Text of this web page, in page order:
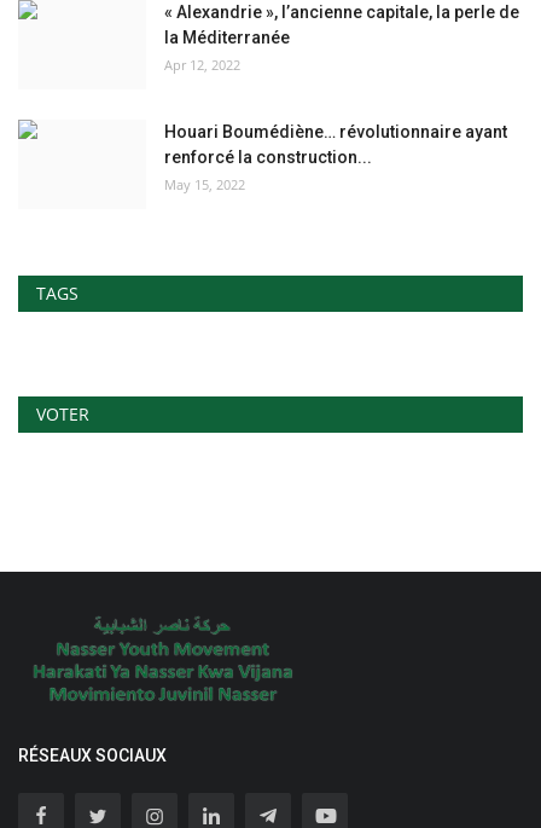
« Alexandrie », l’ancienne capitale, la perle de
la Méditerranée
Apr 12, 2022
Houari Boumédiène… révolutionnaire ayant
renforcé la construction...
May 15, 2022
TAGS
VOTER
RÉSEAUX SOCIAUX